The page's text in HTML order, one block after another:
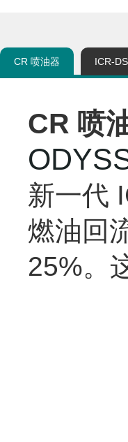
CR 喷油器 ICR-
CR 喷
新一代
燃油回
25%。